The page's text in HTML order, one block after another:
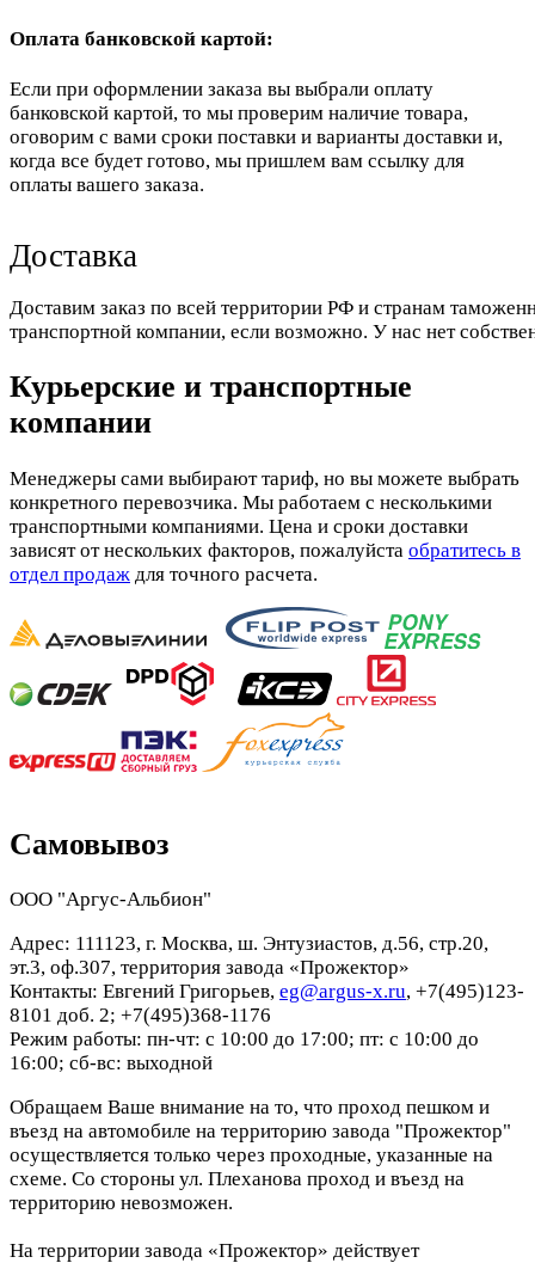
Оплата банковской картой:
Если при оформлении заказа вы выбрали оплату
банковской картой, то мы проверим наличие товара,
оговорим с вами сроки поставки и варианты доставки и,
когда все будет готово, мы пришлем вам ссылку для
оплаты вашего заказа.
Доставка
Доставим заказ по всей территории РФ и странам
транспортной компании, если возможно. У нас нет
Курьерские и транспортные
компании
Менеджеры сами выбирают тариф, но вы можете выбрать
конкретного перевозчика. Мы работаем с несколькими
транспортными компаниями. Цена и сроки доставки
зависят от нескольких факторов, пожалуйста обратитесь в
отдел продаж для точного расчета.
Самовывоз
ООО "Аргус-Альбион"
Адрес: 111123, г. Москва, ш. Энтузиастов, д.56, стр.20,
эт.3, оф.307, территория завода «Прожектор»
Контакты: Евгений Григорьев, eg@argus-x.ru, +7(495)123-
8101 доб. 2; +7(495)368-1176
Режим работы: пн-чт: с 10:00 до 17:00; пт: с 10:00 до
16:00; сб-вс: выходной
Обращаем Ваше внимание на то, что проход пешком и
въезд на автомобиле на территорию завода "Прожектор"
осуществляется только через проходные, указанные на
схеме. Со стороны ул. Плеханова проход и въезд на
территорию невозможен.
На территории завода «Прожектор» действует